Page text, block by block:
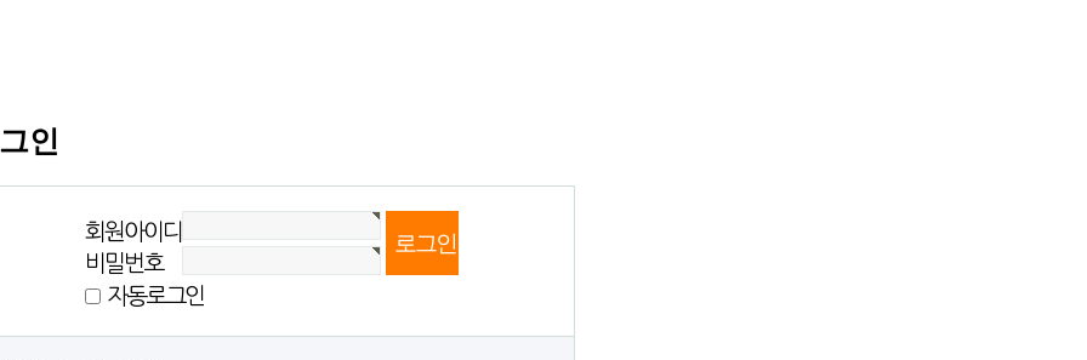
인
회원아이디
비밀번호
자동로그인